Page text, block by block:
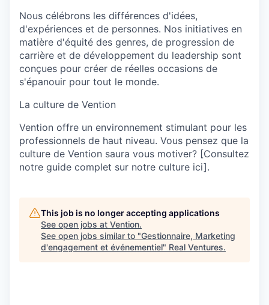
Nous célébrons les différences d'idées,
d'expériences et de personnes. Nos initiatives en
matière d'équité des genres, de progression de
carrière et de développement du leadership sont
conçues pour créer de réelles occasions de
s'épanouir pour tout le monde.
La culture de Vention
Vention offre un environnement stimulant pour les
professionnels de haut niveau. Vous pensez que la
culture de Vention saura vous motiver? [Consultez
notre guide complet sur notre culture ici].
This job is no longer accepting applications
See open jobs at Vention.
See open jobs similar to "Gestionnaire, Marketing
d'engagement et événementiel" Real Ventures.